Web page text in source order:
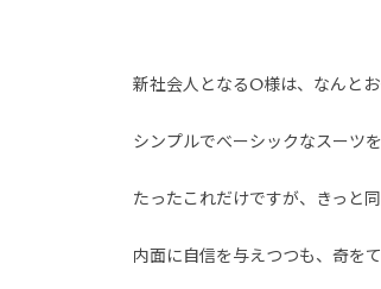
新社会人となるO様は、なんと
シンプルでべーシックなスーツ
たったこれだけですが、きっと
内面に自信を与えつつも、奇を